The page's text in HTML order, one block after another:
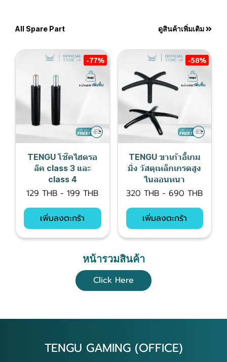
All Spare Part ดูสินค้าเพิ่มเติม
-77%
TENGU โช๊คไฮดรอ
ลิค class 3 และ
class 4
129 THB -199 THB
เพิ่มลงตะกร้า
-58%
TENGU ขาเก้าอี้เกม
มิ่ง วัสดุเหล็กเกรดสูง
ไนลอนหนา
320 THB -690 THB
เพิ่มลงตะกร้า
หน้ารวมสินค้า
Click Here
TENGU GAMING (OFFICE)